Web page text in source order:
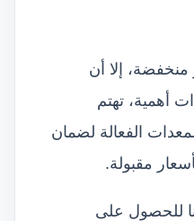
منخفضة، إلا أن
أهمية، تهتم
الفعالة لضمان
مقبولة.
للحصول على